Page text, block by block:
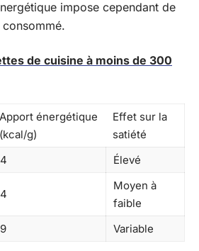
impose cependant de
de cuisine à moins de 300
Apport énergétique
(kcal/g)
Effet sur la
satiété
4 Élevé
4
Moyen à
faible
9 Variable